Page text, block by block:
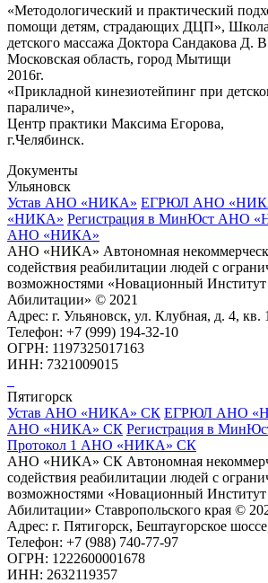
«Методологический и практический
помощи детям, страдающих ДЦП», Школа
детского массажа Доктора Сандакова Д.
Московская область, город Мытищи
2016г.
«Прикладной кинезиотейпинг при
параличе»,
Центр практики Максима Егорова,
г.Челябинск.
Документы
Ульяновск
Устав АНО «НИКА» ЕГРЮЛ АНО
«НИКА» Регистрация в МинЮст АНО
АНО «НИКА»
АНО «НИКА» Автономная
содействия реабилитации людей с
возможностями «Новационный
Абилитации» © 2021
Адрес: г. Ульяновск, ул. Клубная, д. 4, кв.
Телефон: +7 (999) 194-32-10
ОГРН: 1197325017163
ИНН: 7321009015
Пятигорск
Устав АНО «НИКА» СК ЕГРЮЛ АНО
АНО «НИКА» СК Регистрация в
Протокол 1 АНО «НИКА» СК
АНО «НИКА» СК Автономная
содействия реабилитации людей с
возможностями «Новационный
Абилитации» Ставропольского края ©
Адрес: г. Пятигорск, Бештаугорское
Телефон: +7 (988) 740-77-97
ОГРН: 1222600001678
ИНН: 2632119357